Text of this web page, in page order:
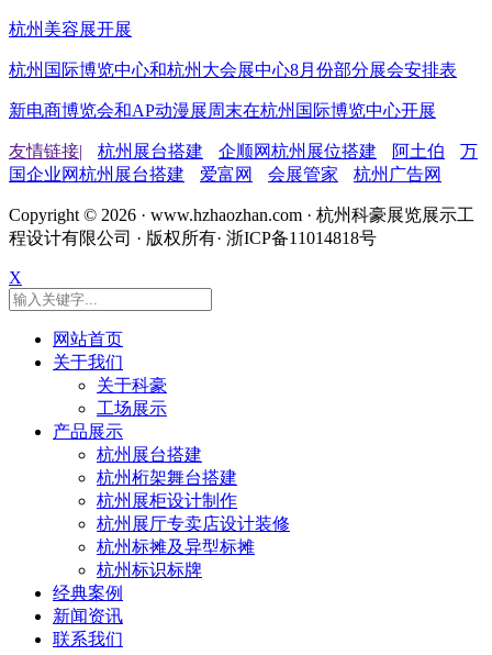
杭州美容展开展
杭州国际博览中心和杭州大会展中心8月份部分展会安排表
新电商博览会和AP动漫展周末在杭州国际博览中心开展
友情链接| 杭州展台搭建 企顺网杭州展位搭建 阿土伯
万
国企业网杭州展台搭建
爱富网 会展管家 杭州广告网
Copyright © 2026 · www.hzhaozhan.com · 杭州科豪展览展示工
程设计有限公司 · 版权所有· 浙ICP备11014818号
X
网站首页
关于我们
关于科豪
工场展示
产品展示
杭州展台搭建
杭州桁架舞台搭建
杭州展柜设计制作
杭州展厅专卖店设计装修
杭州标摊及异型标摊
杭州标识标牌
经典案例
新闻资讯
联系我们